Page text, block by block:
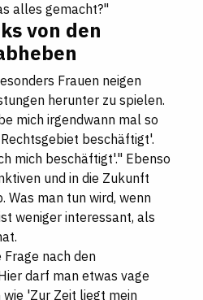
alles gemacht?"
von den
Frauen neigen
herunter zu spielen.
mich irgendwann mal so
beschäftigt'.
mich beschäftigt'." Ebenso
und in die Zukunft
Was man tun wird, wenn
weniger interessant, als
Frage nach den
darf man etwas vage
'Zur Zeit liegt mein